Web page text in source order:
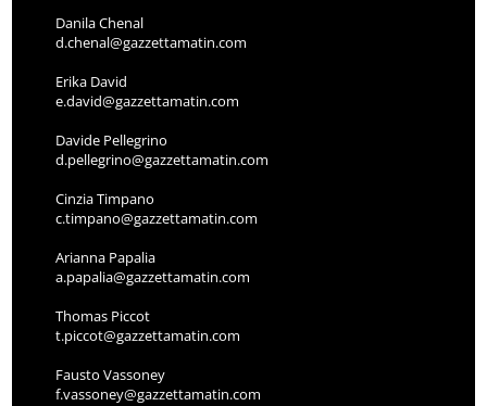
Danila Chenal
d.chenal@gazzettamatin.com
Erika David
e.david@gazzettamatin.com
Davide Pellegrino
d.pellegrino@gazzettamatin.com
Cinzia Timpano
c.timpano@gazzettamatin.com
Arianna Papalia
a.papalia@gazzettamatin.com
Thomas Piccot
t.piccot@gazzettamatin.com
Fausto Vassoney
f.vassoney@gazzettamatin.com